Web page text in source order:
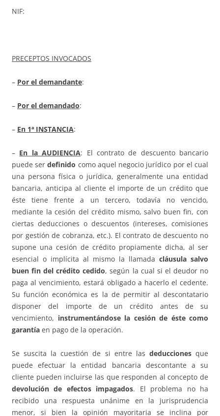
NIF:
PRECEPTOS INVOCADOS
– Por el demandante:
– Por el demandado:
– En 1ª INSTANCIA:
– En la AUDIENCIA: El contrato de descuento bancario
puede serdefinido como aquel negocio jurídico por el cual
una persona física o jurídica, generalmente una entidad
bancaria, anticipa al cliente el importe de un crédito que
éste tiene frente a un tercero, todavía no vencido,
mediante la cesión del crédito mismo, salvo buen fin, con
ciertas deducciones o descuentos (intereses, comisiones
por gestión de cobranza, etc.). El contrato de descuento no
supone una cesión de crédito propiamente dicha, al ser
esencial o implícita al mismo la llamada cláusula salvo
buen fin del crédito cedido, según la cual si el deudor no
paga al vencimiento, estará obligado a hacerlo el cedente.
Su función económica es la de permitir al descontatario
disponer del importe de un crédito antes de su
vencimiento, instrumentándose la cesión de éste como
garantía en pago de la operación.
Se suscita la cuestión de si entre las deduccionesque
puede efectuar la entidad bancaria descontante a su
cliente pueden incluirse las que responden al concepto de
devolución de efectos impagados. El problema no ha
recibido una respuesta unánime en la jurisprudencia
menor, si bien la opinión mayoritaria se inclina por